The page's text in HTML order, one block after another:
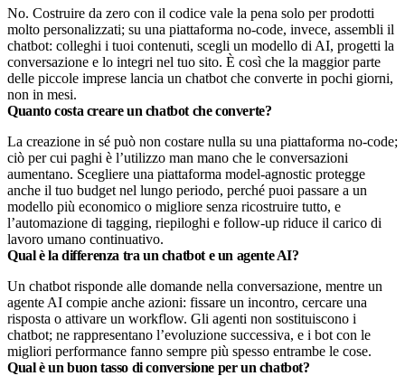
No. Costruire da zero con il codice vale la pena solo per prodotti
molto personalizzati; su una piattaforma no-code, invece, assembli il
chatbot: colleghi i tuoi contenuti, scegli un modello di AI, progetti la
conversazione e lo integri nel tuo sito. È così che la maggior parte
delle piccole imprese lancia un chatbot che converte in pochi giorni,
non in mesi.
Quanto costa creare un chatbot che converte?
La creazione in sé può non costare nulla su una piattaforma no-code;
ciò per cui paghi è l’utilizzo man mano che le conversazioni
aumentano. Scegliere una piattaforma model-agnostic protegge
anche il tuo budget nel lungo periodo, perché puoi passare a un
modello più economico o migliore senza ricostruire tutto, e
l’automazione di tagging, riepiloghi e follow-up riduce il carico di
lavoro umano continuativo.
Qual è la differenza tra un chatbot e un agente AI?
Un chatbot risponde alle domande nella conversazione, mentre un
agente AI compie anche azioni: fissare un incontro, cercare una
risposta o attivare un workflow. Gli agenti non sostituiscono i
chatbot; ne rappresentano l’evoluzione successiva, e i bot con le
migliori performance fanno sempre più spesso entrambe le cose.
Qual è un buon tasso di conversione per un chatbot?